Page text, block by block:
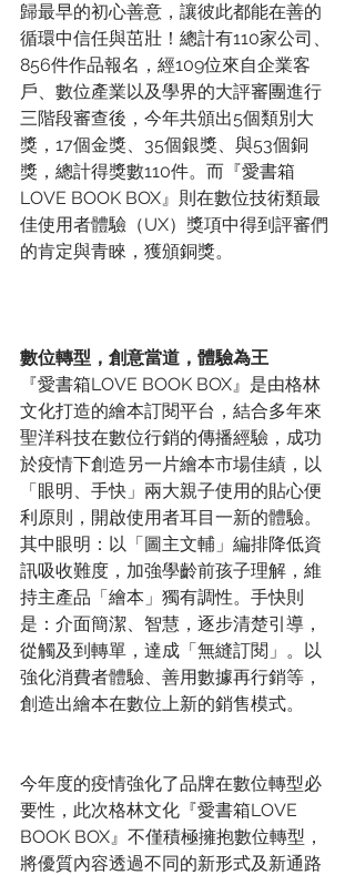
歸最早的初心善意，讓彼此都能在善的
循環中信任與茁壯！總計有110家公司、
856件作品報名，經109位來自企業客
戶、數位產業以及學界的大評審團進行
三階段審查後，今年共頒出5個類別大
獎，17個金獎、35個銀獎、與53個銅
獎，總計得獎數110件。而『愛書箱
LOVE BOOK BOX』則在數位技術類最
佳使用者體驗（UX）獎項中得到評審們
的肯定與青睞，獲頒銅獎。
數位轉型，創意當道，體驗為王
『愛書箱LOVE BOOK BOX』是由格林
文化打造的繪本訂閱平台，結合多年來
聖洋科技在數位行銷的傳播經驗，成功
於疫情下創造另一片繪本市場佳績，以
「眼明、手快」兩大親子使用的貼心便
利原則，開啟使用者耳目一新的體驗。
其中眼明：以「圖主文輔」編排降低資
訊吸收難度，加強學齡前孩子理解，維
持主產品「繪本」獨有調性。手快則
是：介面簡潔、智慧，逐步清楚引導，
從觸及到轉單，達成「無縫訂閱」。以
強化消費者體驗、善用數據再行銷等，
創造出繪本在數位上新的銷售模式。
今年度的疫情強化了品牌在數位轉型必
要性，此次格林文化『愛書箱LOVE
BOOK BOX』不僅積極擁抱數位轉型，
將優質內容透過不同的新形式及新通路